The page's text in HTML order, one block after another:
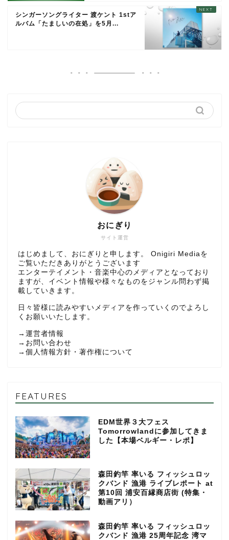
シンガーソングライター 渡ケント 1stア
ルバム「たましいの在処」を5月...
サイト運営
おにぎり
はじめまして、おにぎりと申します。 Onigiri Mediaを
ご覧いただきありがとうございます
エンターテイメント・音楽中心のメディアとなっており
ますが、イベント情報や様々なものをジャンル問わず掲
載していきます。
日々皆様に読みやすいメディアを作っていくのでよろし
くお願いいたします。
→ 運営者情報
→ お問い合わせ
→ 個人情報方針・著作権について
FEATURES
EDM世界３大フェス
Tomorrowlandに参加してきま
した【本場ベルギー・レポ】
森田釣竿 率いる フィッシュロッ
クバンド 漁港 ライブレポート at
第10回 浦安百縁商店街 (特集・
動画アリ）
森田釣竿 率いる フィッシュロッ
クバンド 漁港 25周年記念 湾マ